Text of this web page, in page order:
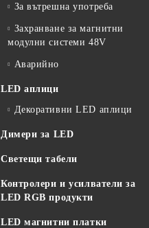
За вътрешна употреба
Захранване за магнитни
модулни системи 48V
Аварийно
LED аплици
Декоративни LED аплици
Димери за LED
Светещи табели
Контролери и усилватели за
LED RGB продукти
LED магнитни платки